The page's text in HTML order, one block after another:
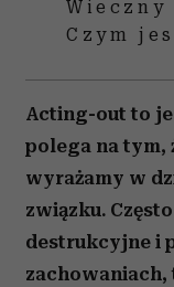
Wieczny
Czym
Acting-out to
polega na tym,
wyrażamy w
związku.
destrukcyjne i